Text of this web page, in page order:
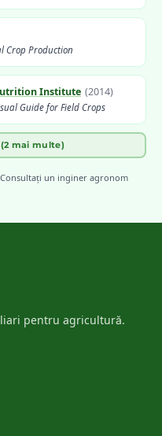
Crop Production
Institute (2014)
Guide for Field Crops
mai multe)
un inginer agronom
pentru agricultură.